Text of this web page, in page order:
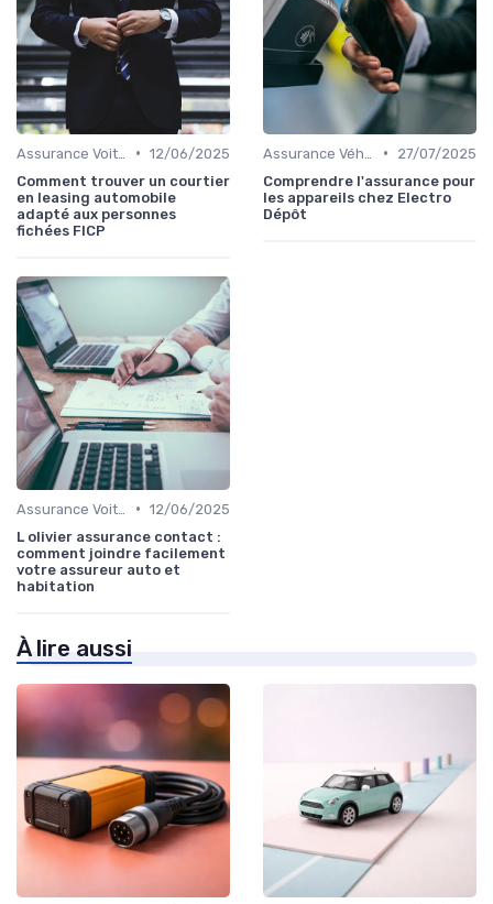
• 12/06/2025
Comment trouver un courtier
en leasing automobile
adapté aux personnes
fichées FICP
•
27/07/2025
Comprendre l'assurance pour
les appareils chez Electro
Dépôt
• 12/06/2025
L olivier assurance contact :
comment joindre facilement
votre assureur auto et
habitation
À lire aussi